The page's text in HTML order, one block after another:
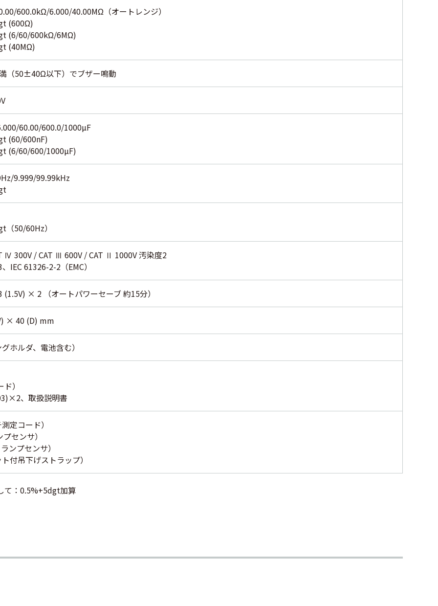
600.0kΩ/6.000/40.00MΩ（オートレンジ）
(600Ω)
(6/60/600kΩ/6MΩ)
(40MΩ)
（50±40Ω以下）でブザー鳴動
60.00/600.0/1000µF
(60/600nF)
(6/60/600/1000µF)
9.999/99.99kHz
50/60Hz）
Ⅳ 300V / CAT Ⅲ 600V / CAT Ⅱ 1000V 汚染度2
IEC 61326-2-2（EMC）
(1.5V) × 2 （オートパワーセーブ 約15分）
× 40 (D) mm
ホルダ、電池含む）
）
、取扱説明書
定コード）
センサ）
ンプセンサ）
付吊下げストラップ）
て：0.5%+5dgt加算